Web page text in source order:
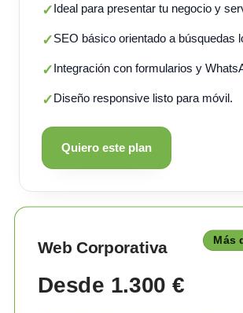
✓Ideal para presentar tu negocio y
✓SEO básico orientado a búsquedas
✓Integración con formularios y
✓Diseño responsive listo para móvil.
Quiero este plan
Web Corporativa Más
Desde 1.300 €